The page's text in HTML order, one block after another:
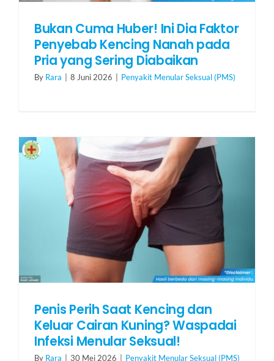
Bukan Cuma Huber! Ini Dia Faktor
Penyebab Kencing Nanah pada
Pria yang Sering Diabaikan
By Rara 8 Juni 2026 Penyakit Menular Seksual (PMS)
Penis Perih Saat Kencing dan
Keluar Cairan Kuning? Waspadai
Infeksi Menular Seksual!
By Rara 30 Mei 2026 Penyakit Menular Seksual (PMS)